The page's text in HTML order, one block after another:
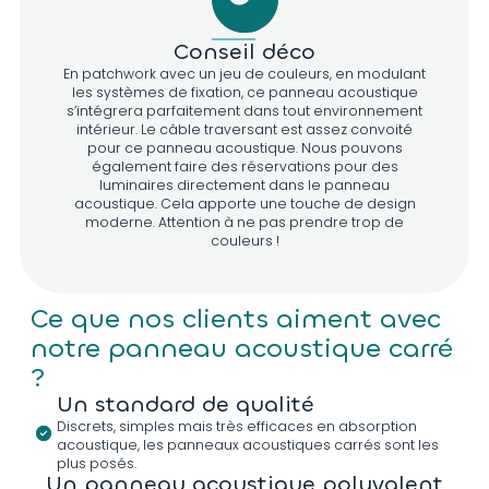
D614 D610 D607 D969
D968 D691 D971 D741
D973 D734 D972 D725
D974 D714 D801 D983
Conseil déco
En patchwork avec un jeu de couleurs, en modulant
les systèmes de fixation, ce panneau acoustique
s’intégrera parfaitement dans tout environnement
intérieur. Le câble traversant est assez convoité
pour ce panneau acoustique. Nous pouvons
également faire des réservations pour des
luminaires directement dans le panneau
acoustique. Cela apporte une touche de design
moderne. Attention à ne pas prendre trop de
couleurs !
Ce que nos clients aiment avec
notre panneau acoustique carré
?
Un standard de qualité
Discrets, simples mais très efficaces en absorption
acoustique, les panneaux acoustiques carrés sont les
plus posés.